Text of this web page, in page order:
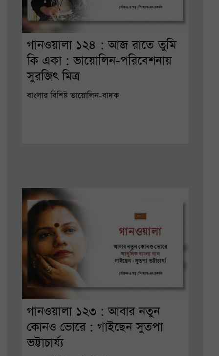
গানওয়ালা ১২৪ : আজ রাতে তুমি
কি একা : ভায়োলিন-পরিবেশনায়
সুরজিৎ মিত্র
বাংলার বিশিষ্ট ভায়োলিন-বাদক
গানওয়ালা ১২৩ : আবার নতুন
কোনও ভোরে : গাইছেন সুতপা
ভট্টাচার্য্য